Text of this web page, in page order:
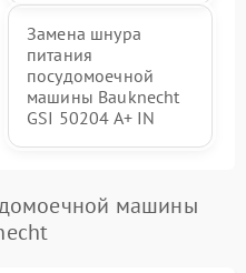
Замена шнура
питания
посудомоечной
машины Bauknecht
GSI 50204 A+ IN
машины